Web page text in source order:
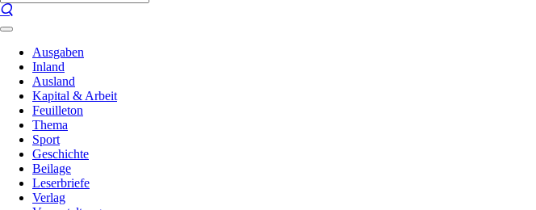
Ausgaben
Inland
Ausland
Kapital & Arbeit
Feuilleton
Thema
Sport
Geschichte
Beilage
Leserbriefe
Verlag